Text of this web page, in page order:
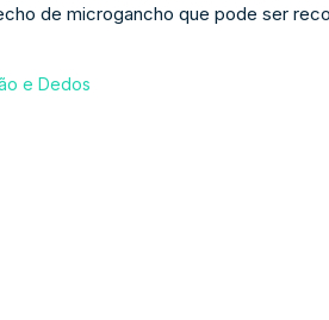
de microgancho que pode ser
e Dedos